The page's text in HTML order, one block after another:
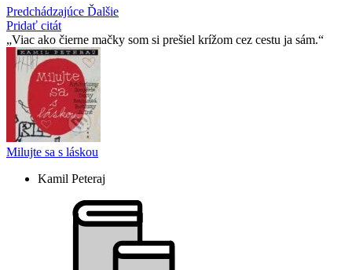
Predchádzajúce Ďalšie
Pridať citát
Viac ako čierne mačky som si prešiel krížom cez cestu ja sám.
Milujte sa s láskou
Kamil Peteraj